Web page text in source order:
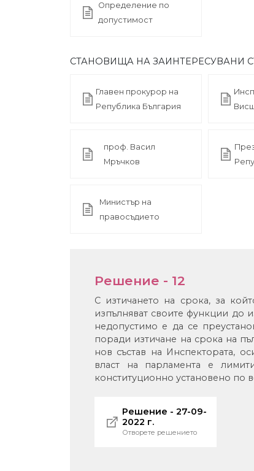
Определение по
допустимост
СТАНОВИЩА НА ЗАИНТЕРЕСУВАНИ
Главен прокурор на
Република България
проф. Васил
Мръчков
Министър на
правосъдието
Решение - 12
С изтичането на срока, за
изпълняват своите функции до
недопустимо е да се
поради изтичане на срока на
нов състав на Инспектората,
власт на парламента е
конституционно установено по
Решение - 27-09-
2022 г.
Отворете решението